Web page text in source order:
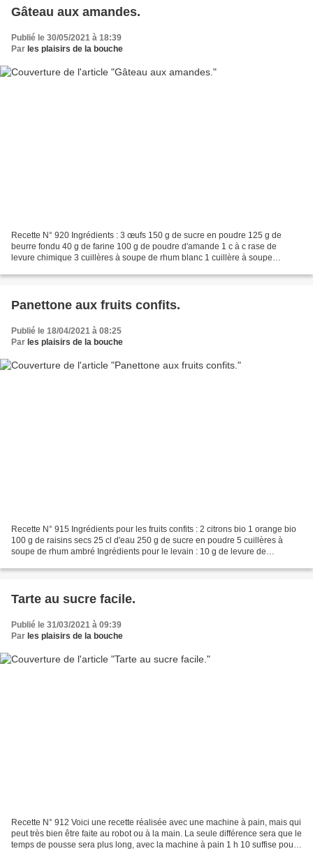
Gâteau aux amandes.
Publié le 30/05/2021 à 18:39
Par les plaisirs de la bouche
Recette N° 920 Ingrédients : 3 œufs 150 g de sucre en poudre 125 g de
beurre fondu 40 g de farine 100 g de poudre d'amande 1 c à c rase de
levure chimique 3 cuillères à soupe de rhum blanc 1 cuillère à soupe
Panettone aux fruits confits.
Publié le 18/04/2021 à 08:25
Par les plaisirs de la bouche
Recette N° 915 Ingrédients pour les fruits confits : 2 citrons bio 1 orange bio
100 g de raisins secs 25 cl d'eau 250 g de sucre en poudre 5 cuillères à
soupe de rhum ambré Ingrédients pour le levain : 10 g de levure de
Tarte au sucre facile.
Publié le 31/03/2021 à 09:39
Par les plaisirs de la bouche
Recette N° 912 Voici une recette réalisée avec une machine à pain, mais qui
peut très bien être faite au robot ou à la main. La seule différence sera que le
temps de pousse sera plus long, avec la machine à pain 1 h 10 suffise pour